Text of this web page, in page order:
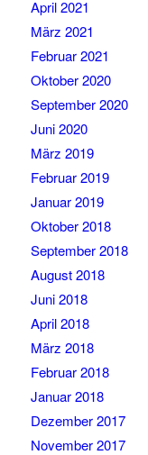
April 2021
März 2021
Februar 2021
Oktober 2020
September 2020
Juni 2020
März 2019
Februar 2019
Januar 2019
Oktober 2018
September 2018
August 2018
Juni 2018
April 2018
März 2018
Februar 2018
Januar 2018
Dezember 2017
November 2017